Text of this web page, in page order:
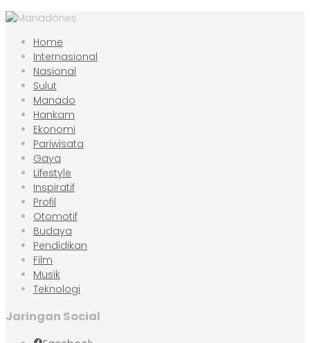
Home
Internasional
Nasional
Sulut
Manado
Hankam
Ekonomi
Pariwisata
Gaya
Lifestyle
Inspiratif
Profil
Otomotif
Budaya
Pendidikan
Film
Musik
Teknologi
Jaringan Social